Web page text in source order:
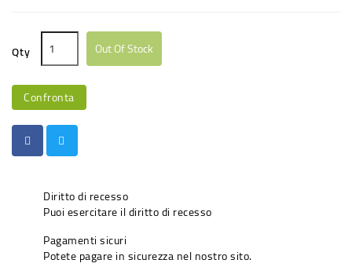
Qty Out Of Stock
Confronta
Diritto di recesso
Puoi esercitare il diritto di recesso
Pagamenti sicuri
Potete pagare in sicurezza nel nostro sito.